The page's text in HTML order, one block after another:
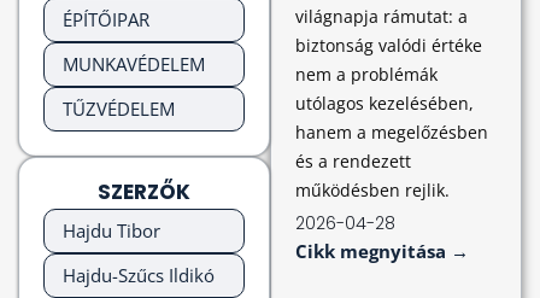
világnapja rámutat: a
biztonság valódi értéke
nem a problémák
utólagos kezelésében,
hanem a megelőzésben
és a rendezett
működésben rejlik.
2026-04-28
Cikk megnyitása →
ÉPÍTŐIPAR
MUNKAVÉDELEM
TŰZVÉDELEM
SZERZŐK
Hajdu Tibor
Hajdu-Szűcs Ildikó